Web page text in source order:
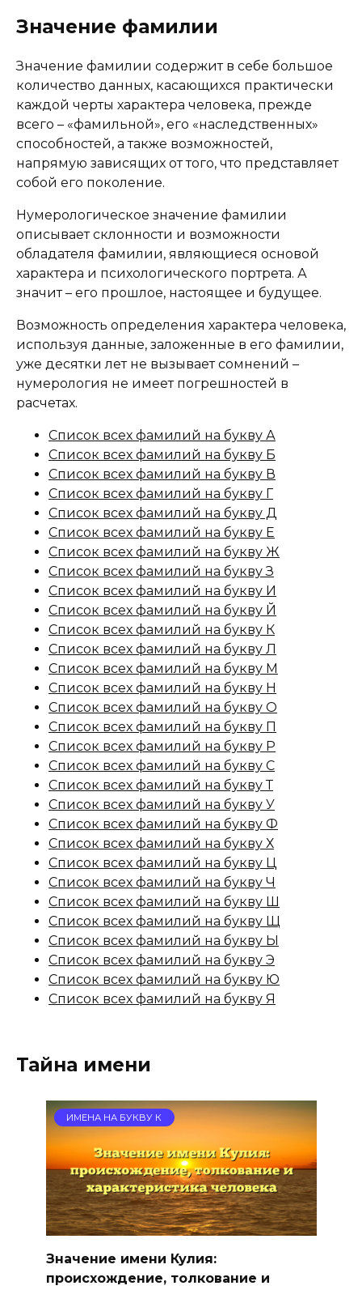
Значение фамилии
Значение фамилии содержит в себе большое
количество данных, касающихся практически
каждой черты характера человека, прежде
всего – «фамильной», его «наследственных»
способностей, а также возможностей,
напрямую зависящих от того, что представляет
собой его поколение.
Нумерологическое значение фамилии
описывает склонности и возможности
обладателя фамилии, являющиеся основой
характера и психологического портрета. А
значит – его прошлое, настоящее и будущее.
Возможность определения характера человека,
используя данные, заложенные в его фамилии,
уже десятки лет не вызывает сомнений –
нумерология не имеет погрешностей в
расчетах.
Список всех фамилий на букву А
Список всех фамилий на букву Б
Список всех фамилий на букву В
Список всех фамилий на букву Г
Список всех фамилий на букву Д
Список всех фамилий на букву Е
Список всех фамилий на букву Ж
Список всех фамилий на букву З
Список всех фамилий на букву И
Список всех фамилий на букву Й
Список всех фамилий на букву К
Список всех фамилий на букву Л
Список всех фамилий на букву М
Список всех фамилий на букву Н
Список всех фамилий на букву О
Список всех фамилий на букву П
Список всех фамилий на букву Р
Список всех фамилий на букву С
Список всех фамилий на букву Т
Список всех фамилий на букву У
Список всех фамилий на букву Ф
Список всех фамилий на букву Х
Список всех фамилий на букву Ц
Список всех фамилий на букву Ч
Список всех фамилий на букву Ш
Список всех фамилий на букву Щ
Список всех фамилий на букву Ы
Список всех фамилий на букву Э
Список всех фамилий на букву Ю
Список всех фамилий на букву Я
Тайна имени
ИМЕНА НА БУКВУ К
Значение имени Кулия:
происхождение, толкование и